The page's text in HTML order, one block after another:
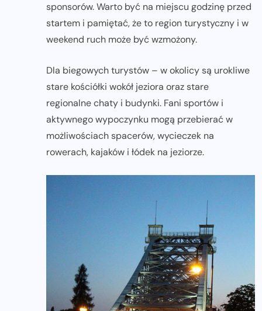
sponsorów. Warto być na miejscu godzinę przed
startem i pamiętać, że to region turystyczny i w
weekend ruch może być wzmożony.
Dla biegowych turystów – w okolicy są urokliwe
stare kościółki wokół jeziora oraz stare
regionalne chaty i budynki. Fani sportów i
aktywnego wypoczynku mogą przebierać w
możliwościach spacerów, wycieczek na
rowerach, kajaków i łódek na jeziorze.